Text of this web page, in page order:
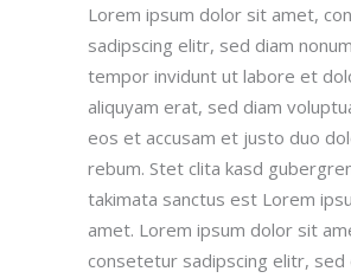
Lorem ipsum dolor sit amet,
sadipscing elitr, sed diam
tempor invidunt ut labore et
aliquyam erat, sed diam
eos et accusam et justo duo
rebum. Stet clita kasd
takimata sanctus est Lorem
amet. Lorem ipsum dolor sit
consetetur sadipscing elitr, sed